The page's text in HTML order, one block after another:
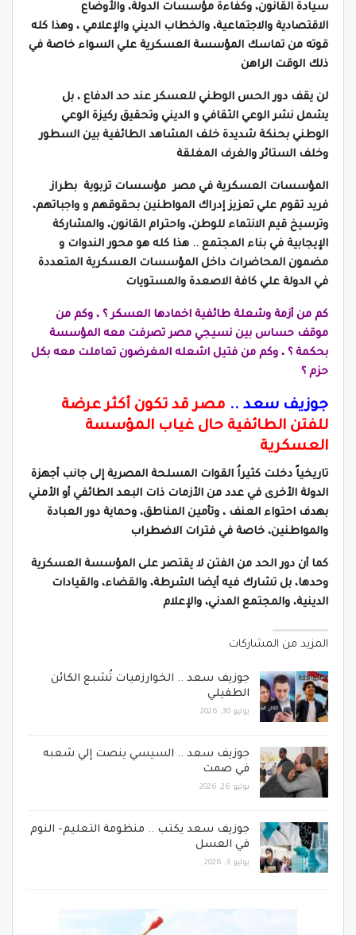
سيادة القانون، وكفاءة مؤسسات الدولة، والأوضاع
الاقتصادية والاجتماعية، والخطاب الديني والإعلامي ، وهذا كله
قوته من تماسك المؤسسة العسكرية علي السواء خاصة في
ذلك الوقت الراهن
لن يقف دور الحس الوطني للعسكر عند حد الدفاع ، بل
يشمل نشر الوعي الثقافي و الديني وتحقيق ركيزة الوعي
الوطني بحنكة شديدة خلف المشاهد الطائفية بين السطور
وخلف الستائر والغرف المغلقة
المؤسسات العسكرية في مصر مؤسسات تربوية بطراز
فريد تقوم علي تعزيز إدراك المواطنين بحقوقهم و واجباتهم،
وترسيخ قيم الانتماء للوطن، واحترام القانون، والمشاركة
الإيجابية في بناء المجتمع .. هذا كله هو محور الندوات و
مضمون المحاضرات داخل المؤسسات العسكرية المتعددة
في الدولة علي كافة الاصعدة والمستويات
كم من أزمة وشعلة طائفية اخمادها العسكر ؟ ، وكم من
موقف حساس بين نسيجي مصر تصرفت معه المؤسسة
بحكمة ؟ ، وكم من فتيل اشعله المغرضون تعاملت معه بكل
حزم ؟
جوزيف سعد .. مصر قد تكون أكثر عرضة
للفتن الطائفية حال غياب المؤسسة
العسكرية
تاريخياً دخلت كثيراُ القوات المسلحة المصرية إلى جانب أجهزة
الدولة الأخرى في عدد من الأزمات ذات البعد الطائفي أو الأمني
بهدف احتواء العنف ، وتأمين المناطق، وحماية دور العبادة
والمواطنين، خاصة في فترات الاضطراب
كما أن دور الحد من الفتن لا يقتصر على المؤسسة العسكرية
وحدها، بل تشارك فيه أيضا الشرطة، والقضاء، والقيادات
الدينية، والمجتمع المدني، والإعلام
المزيد من المشاركات
جوزيف سعد .. الخوارزميات تُشبع الكائن
الطفيلي
يوليو 30, 2026
جوزيف سعد .. السيسي ينصت إلي شعبه
في صمت
يوليو 26, 2026
جوزيف سعد يكتب .. منظومة التعليم- النوم
في العسل
يوليو 3, 2026